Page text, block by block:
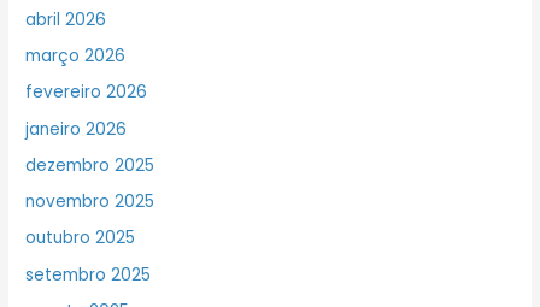
abril 2026
março 2026
fevereiro 2026
janeiro 2026
dezembro 2025
novembro 2025
outubro 2025
setembro 2025